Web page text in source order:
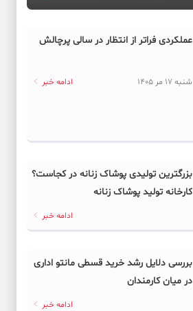
عملکردی فراتر از انتظار در سالی پرچالش
شنبه 17 مر 1405 ادامه خبر
بزرگترین تولیدی پوشاک زنانه در کجاست؟
کارخانه تولید پوشاک زنانه
ادامه خبر
بررسی دلایل رشد خرید قسطی مانتو اداری
در میان کارمندان
ادامه خبر